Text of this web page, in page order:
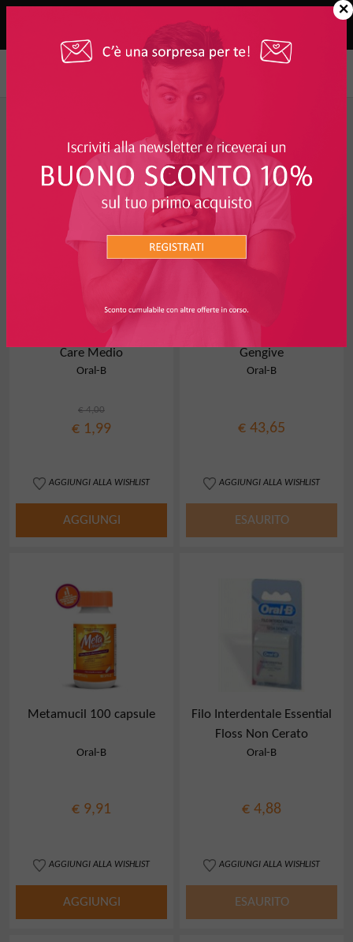
PRODOTTI ORAL-B
50%
Spazzolino Manuale Classic
Care Medio
Oral-B
€ 4,00
€ 1,99
AGGIUNGI ALLA WISHLIST
AGGIUNGI
Gengive
Oral-B
€ 43,65
AGGIUNGI ALLA WISHLIST
ESAURITO
Metamucil 100 capsule
Oral-B
€ 9,91
AGGIUNGI ALLA WISHLIST
AGGIUNGI
Filo Interdentale Essential
Floss Non Cerato
Oral-B
€ 4,88
AGGIUNGI ALLA WISHLIST
ESAURITO
×